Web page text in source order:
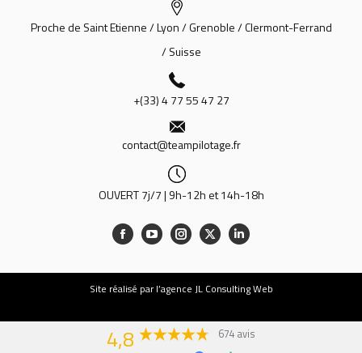
Proche de Saint Etienne / Lyon / Grenoble / Clermont-Ferrand
/ Suisse
+(33) 4 77 55 47 27
contact@teampilotage.fr
OUVERT 7j/7 | 9h-12h et 14h-18h
4,8 674 avis
Site réalisé par l’agence JL Consulting Web